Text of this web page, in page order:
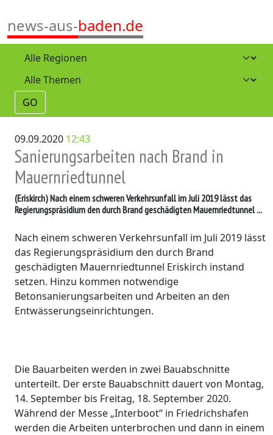
news-aus-baden.de
GO
09.09.2020 12:43
Sanierungsarbeiten nach Brand in
Mauernriedtunnel
(Eriskirch)Nach einem schweren Verkehrsunfall im Juli 2019 lässt das
Regierungspräsidium den durch Brand geschädigten Mauernriedtunnel ...
Nach einem schweren Verkehrsunfall im Juli 2019 lässt
das Regierungspräsidium den durch Brand
geschädigten Mauernriedtunnel Eriskirch instand
setzen. Hinzu kommen notwendige
Betonsanierungsarbeiten und Arbeiten an den
Entwässerungseinrichtungen.
Die Bauarbeiten werden in zwei Bauabschnitte
unterteilt. Der erste Bauabschnitt dauert von Montag,
14. September bis Freitag, 18. September 2020.
Während der Messe „Interboot“ in Friedrichshafen
werden die Arbeiten unterbrochen und dann in einem